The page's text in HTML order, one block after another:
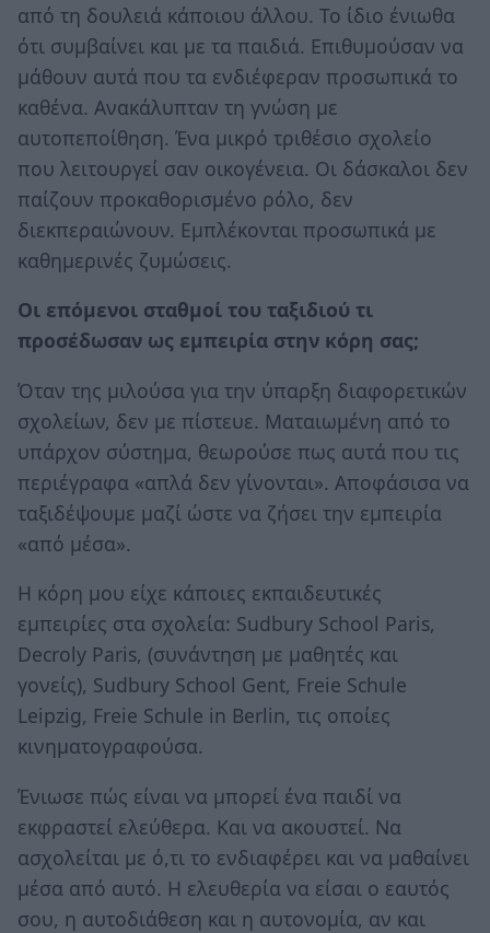
από τη δουλειά κάποιου άλλου. Το ίδιο ένιωθα
ότι συμβαίνει και με τα παιδιά. Επιθυμούσαν να
μάθουν αυτά που τα ενδιέφεραν προσωπικά το
καθένα. Ανακάλυπταν τη γνώση με
αυτοπεποίθηση. Ένα μικρό τριθέσιο σχολείο
που λειτουργεί σαν οικογένεια. Οι δάσκαλοι δεν
παίζουν προκαθορισμένο ρόλο, δεν
διεκπεραιώνουν. Εμπλέκονται προσωπικά με
καθημερινές ζυμώσεις.
Οι επόμενοι σταθμοί του ταξιδιού τι
προσέδωσαν ως εμπειρία στην κόρη σας;
Όταν της μιλούσα για την ύπαρξη διαφορετικών
σχολείων, δεν με πίστευε. Ματαιωμένη από το
υπάρχον σύστημα, θεωρούσε πως αυτά που τις
περιέγραφα «απλά δεν γίνονται». Αποφάσισα να
ταξιδέψουμε μαζί ώστε να ζήσει την εμπειρία
«από μέσα».
Η κόρη μου είχε κάποιες εκπαιδευτικές
εμπειρίες στα σχολεία: Sudbury School Paris,
Decroly Paris, (συνάντηση με μαθητές και
γονείς), Sudbury School Gent, Freie Schule
Leipzig, Freie Schule in Berlin, τις οποίες
κινηματογραφούσα.
Ένιωσε πώς είναι να μπορεί ένα παιδί να
εκφραστεί ελεύθερα. Και να ακουστεί. Να
ασχολείται με ό,τι το ενδιαφέρει και να μαθαίνει
μέσα από αυτό. Η ελευθερία να είσαι ο εαυτός
σου, η αυτοδιάθεση και η αυτονομία, αν και